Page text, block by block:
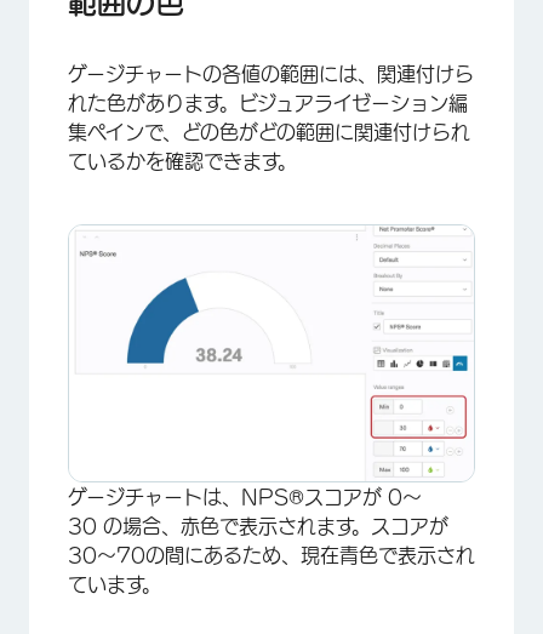
×
ゲージチャートの各値の範囲には、関連付けら
れた色があります。ビジュアライゼーション編
集ペインで、どの色がどの範囲に関連付けられ
ているかを確認できます。
ゲージチャートは、NPS®スコアが 0～
30 の場合、赤色で表示されます。スコアが
30～70の間にあるため、現在青色で表示され
ています。